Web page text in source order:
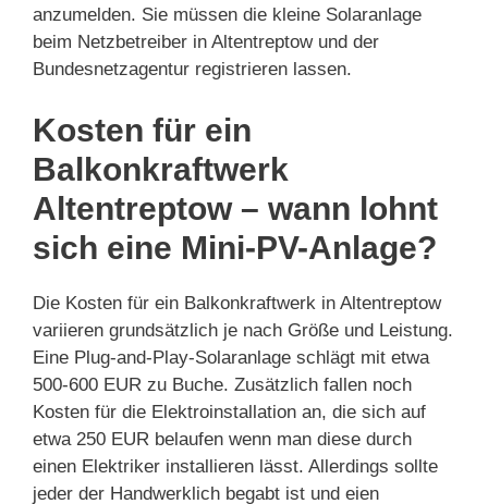
anzumelden. Sie müssen die kleine Solaranlage
beim Netzbetreiber in Altentreptow und der
Bundesnetzagentur registrieren lassen.
Kosten für ein
Balkonkraftwerk
Altentreptow – wann lohnt
sich eine Mini-PV-Anlage?
Die Kosten für ein Balkonkraftwerk in Altentreptow
variieren grundsätzlich je nach Größe und Leistung.
Eine Plug-and-Play-Solaranlage schlägt mit etwa
500-600 EUR zu Buche. Zusätzlich fallen noch
Kosten für die Elektroinstallation an, die sich auf
etwa 250 EUR belaufen wenn man diese durch
einen Elektriker installieren lässt. Allerdings sollte
jeder der Handwerklich begabt ist und eien